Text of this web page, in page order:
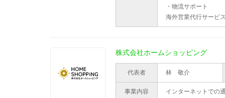
・物流サポート
海外営業代行サービ
株式会社ホームショッピング
代表者 林 敬介
事業内容 インターネットでの